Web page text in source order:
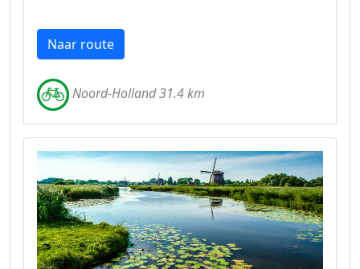
Naar route
Noord-Holland 31.4 km